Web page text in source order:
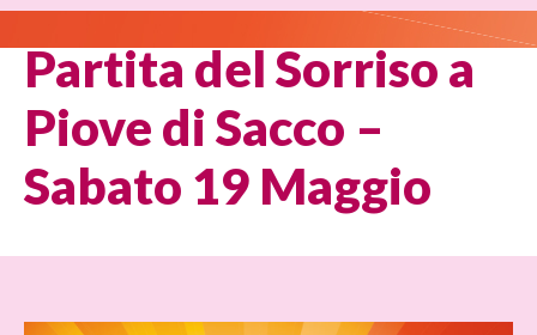
Partita del Sorriso a
Piove di Sacco –
Sabato 19 Maggio